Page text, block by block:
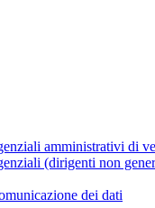
amministrativi di
(dirigenti non
dei dati